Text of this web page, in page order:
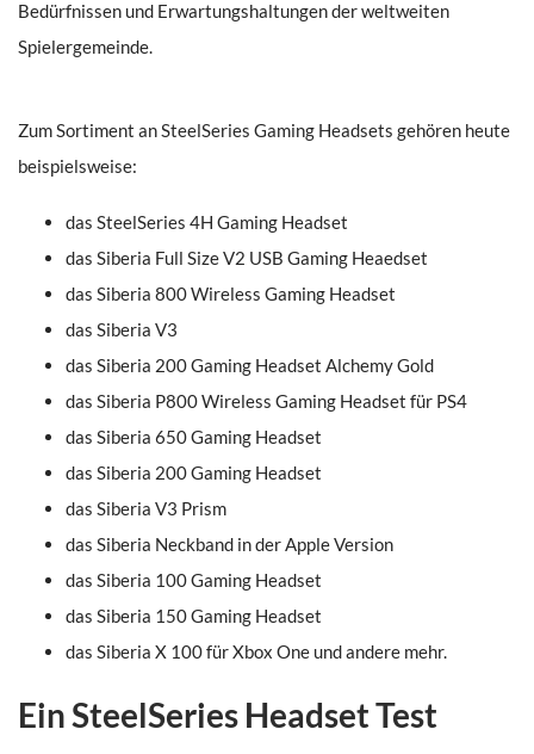
Bedürfnissen und Erwartungshaltungen der weltweiten
Spielergemeinde.
Zum Sortiment an SteelSeries Gaming Headsets gehören heute
beispielsweise:
das SteelSeries 4H Gaming Headset
das Siberia Full Size V2 USB Gaming Heaedset
das Siberia 800 Wireless Gaming Headset
das Siberia V3
das Siberia 200 Gaming Headset Alchemy Gold
das Siberia P800 Wireless Gaming Headset für PS4
das Siberia 650 Gaming Headset
das Siberia 200 Gaming Headset
das Siberia V3 Prism
das Siberia Neckband in der Apple Version
das Siberia 100 Gaming Headset
das Siberia 150 Gaming Headset
das Siberia X 100 für Xbox One und andere mehr.
Ein SteelSeries Headset Test